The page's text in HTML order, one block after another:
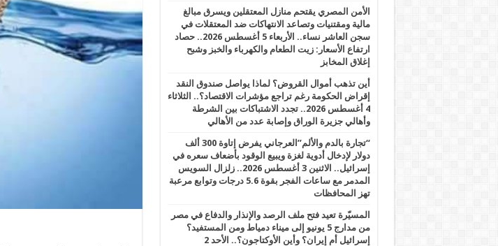
الأمن المصري يقتحم منازل المعتقلين ويسرق مبالغ
مالية ومقتنيات وتصاعد الانتهاكات ضد المعتقلات في
سجن العاشر نساء.. الأربعاء 5 أغسطس 2026.. حصاد
ارتفاع الأسعار: زيت الطعام والكهرباء والخبز وشبح
إغلاق المخابز
أين تذهب أموال القروض؟ لماذا يواصل صندوق النقد
إقراض الحكومة رغم تراجع مؤشرات الاقتصاد؟.. الثلاثاء
4 أغسطس 2026.. تجدد الاشتباكات بين الشرطة
وأهالي جزيرة الوراق وإصابة عدد من الأهالي
“تجارة بالدم والألم”العرجاني يفرض إتاوة 300 ألف
دولار لإدخال أدوية لغزة ويبيع الوقود بأضعاف سعره في
إسرائيل.. الاثنين 3 أغسطس 2026.. زلزال السويس
المدمر مع ساعات الفجر بقوة 5.6 درجات وتوابع مرعبة
تهز المحافظات
المسيّرة تعيد فتح ملف الرصد والإنذار والدفاع في مصر
من مدارج 5 يونيو إلى ميناء دمياط ومن المستفيد؟
إسرائيل أم إيران؟ وأين الأوكتاجون؟.. الأحد 2